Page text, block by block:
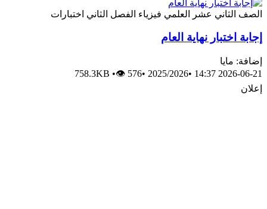
الصف الثاني عشر العلمي فيزياء الفصل الثاني اختبارات
إجابة اختبار نهاية العام
إضافة: مايا
2026-06-21 14:37
•
2025/2026
•
758.3KB •👁 576
إعلان